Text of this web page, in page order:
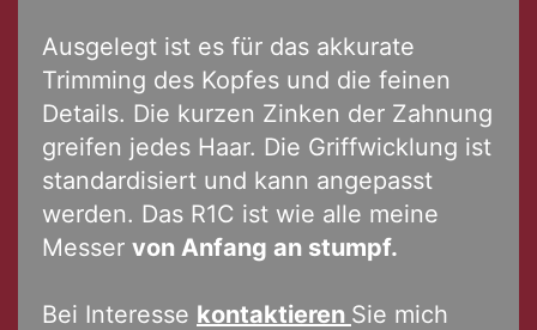
Ausgelegt ist es für das akkurate
Trimming des Kopfes und die feinen
Details. Die kurzen Zinken der Zahnung
greifen jedes Haar. Die Griffwicklung ist
standardisiert und kann angepasst
werden. Das R1C ist wie alle meine
Messer von Anfang an stumpf.
Bei Interesse kontaktieren Sie mich